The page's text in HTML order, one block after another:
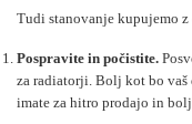
Tudi stanovanje kupujemo
Pospravite in počistite.
za radiatorji. Bolj kot bo vaš
imate za hitro prodajo in